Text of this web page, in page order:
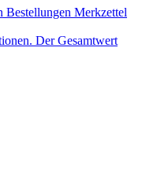
Bestellungen Merkzettel
Der Gesamtwert